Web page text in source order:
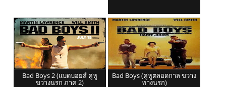
Bad Boys 2 (แบดบอยส์ คู่หู
ขวางนรก ภาค 2)
Bad Boys (คู่หูตลอดกาล ขวาง
ทางนรก)